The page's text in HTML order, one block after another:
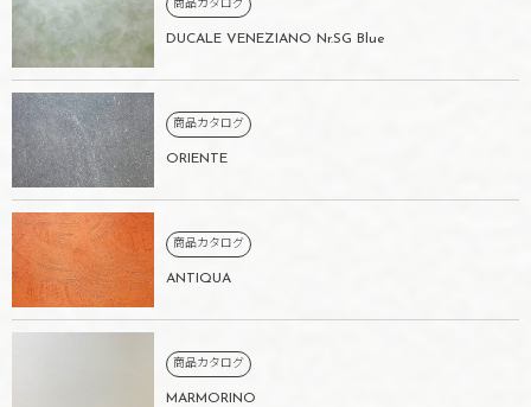
商品カタログ
DUCALE VENEZIANO Nr.SG Blue
商品カタログ
ORIENTE
商品カタログ
ANTIQUA
商品カタログ
MARMORINO